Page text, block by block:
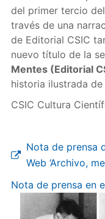
del primer tercio
través de una
de Editorial CSIC
nuevo título de la
Mentes (Editorial
historia ilustrada de
CSIC Cultura
Nota de prensa
Web ‘Archivo,
Nota de prensa en